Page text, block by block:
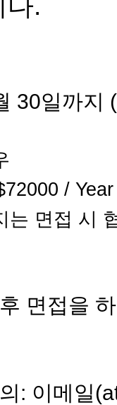
다.
30일까지 (
/ Year
는 면접 시
후 면접을
: 이메일